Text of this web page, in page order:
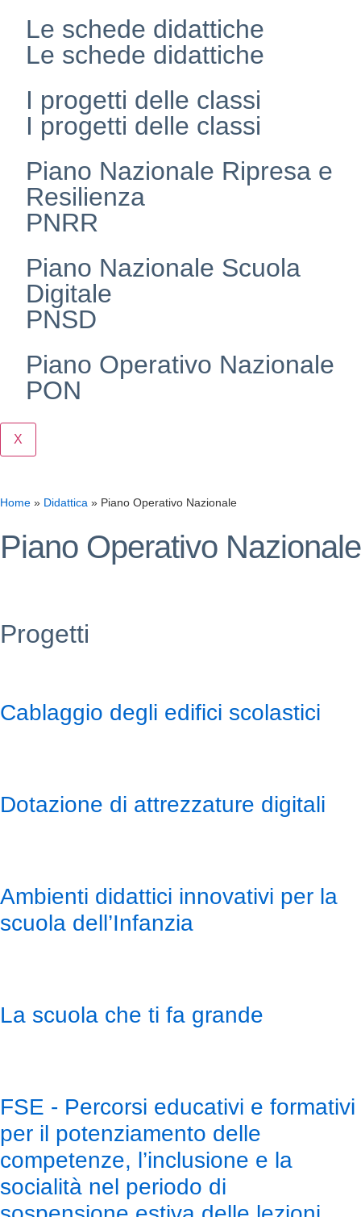
Le schede didattiche
Le schede didattiche
I progetti delle classi
I progetti delle classi
Piano Nazionale Ripresa e
Resilienza
PNRR
Piano Nazionale Scuola
Digitale
PNSD
Piano Operativo Nazionale
PON
X
Home » Didattica » Piano Operativo Nazionale
Piano Operativo Nazionale
Progetti
Cablaggio degli edifici scolastici
Dotazione di attrezzature digitali
Ambienti didattici innovativi per la
scuola dell’Infanzia
La scuola che ti fa grande
FSE - Percorsi educativi e formativi
per il potenziamento delle
competenze, l’inclusione e la
socialità nel periodo di